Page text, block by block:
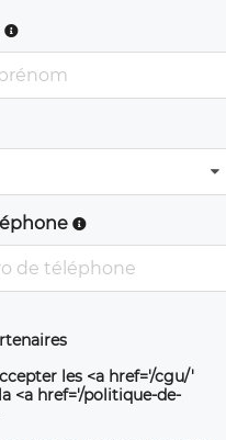
les <a href='/cgu/'
<a href='/politique-de-